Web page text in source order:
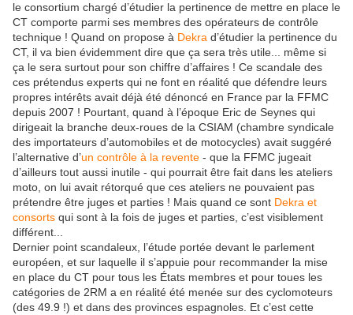
le consortium chargé d’étudier la pertinence de mettre en place le
CT comporte parmi ses membres des opérateurs de contrôle
technique ! Quand on propose à Dekra d’étudier la pertinence du
CT, il va bien évidemment dire que ça sera très utile... même si
ça le sera surtout pour son chiffre d’affaires ! Ce scandale des
ces prétendus experts qui ne font en réalité que défendre leurs
propres intérêts avait déjà été dénoncé en France par la FFMC
depuis 2007 ! Pourtant, quand à l’époque Eric de Seynes qui
dirigeait la branche deux-roues de la CSIAM (chambre syndicale
des importateurs d’automobiles et de motocycles) avait suggéré
l’alternative d’un contrôle à la revente - que la FFMC jugeait
d’ailleurs tout aussi inutile - qui pourrait être fait dans les ateliers
moto, on lui avait rétorqué que ces ateliers ne pouvaient pas
prétendre être juges et parties ! Mais quand ce sont Dekra et
consorts qui sont à la fois de juges et parties, c’est visiblement
différent...
Dernier point scandaleux, l’étude portée devant le parlement
européen, et sur laquelle il s’appuie pour recommander la mise
en place du CT pour tous les États membres et pour toues les
catégories de 2RM a en réalité été menée sur des cyclomoteurs
(des 49.9 !) et dans des provinces espagnoles. Et c’est cette